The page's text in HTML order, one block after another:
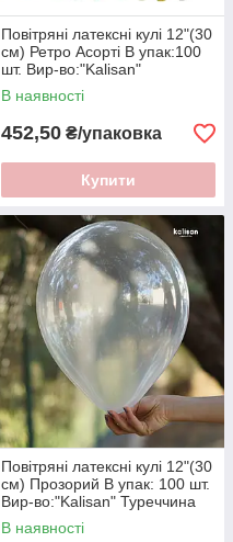
Повітряні латексні кулі 12"(30
см) Ретро Асорті В упак:100
шт. Вир-во:"Kalisan"
Туреччина
В наявності
452,50 ₴/упаковка
Купити
Повітряні латексні кулі 12"(30
см) Прозорий В упак: 100 шт.
Вир-во:"Kalisan" Туреччина
В наявності